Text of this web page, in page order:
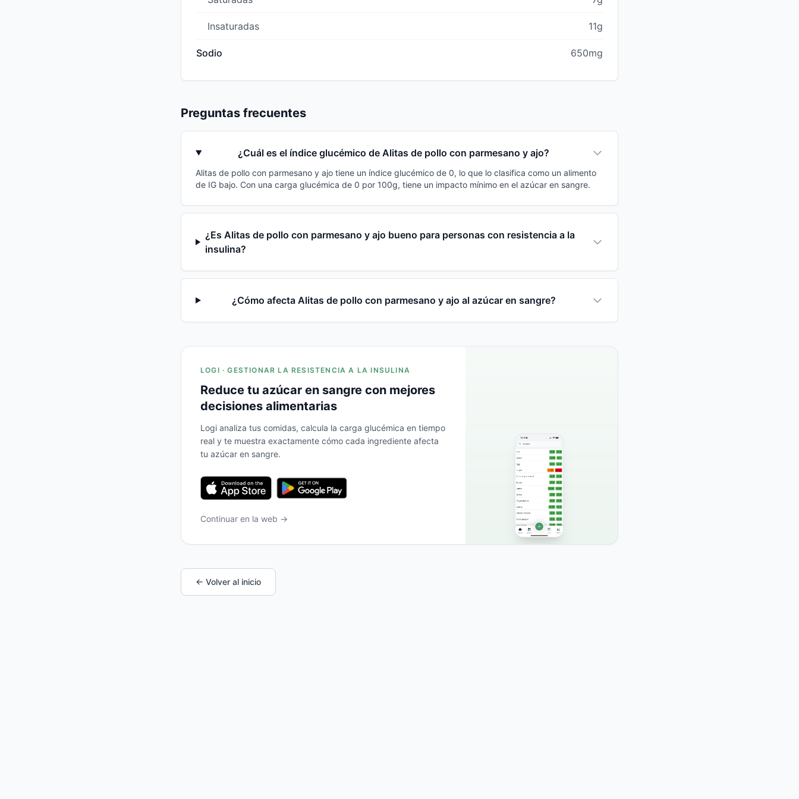
Insaturadas 11g
Sodio 650mg
Preguntas frecuentes
¿Cuál es el índice glucémico de Alitas de pollo con parmesano y ajo?
Alitas de pollo con parmesano y ajo tiene un índice glucémico de 0, lo que lo clasifica como un alimento
de IG bajo. Con una carga glucémica de 0 por 100g, tiene un impacto mínimo en el azúcar en sangre.
¿Es Alitas de pollo con parmesano y ajo bueno para personas con resistencia a la
insulina?
¿Cómo afecta Alitas de pollo con parmesano y ajo al azúcar en sangre?
LOGI · GESTIONAR LA RESISTENCIA A LA INSULINA
Reduce tu azúcar en sangre con mejores
decisiones alimentarias
Logi analiza tus comidas, calcula la carga glucémica en tiempo
real y te muestra exactamente cómo cada ingrediente afecta
tu azúcar en sangre.
Continuar en la web →
← Volver al inicio